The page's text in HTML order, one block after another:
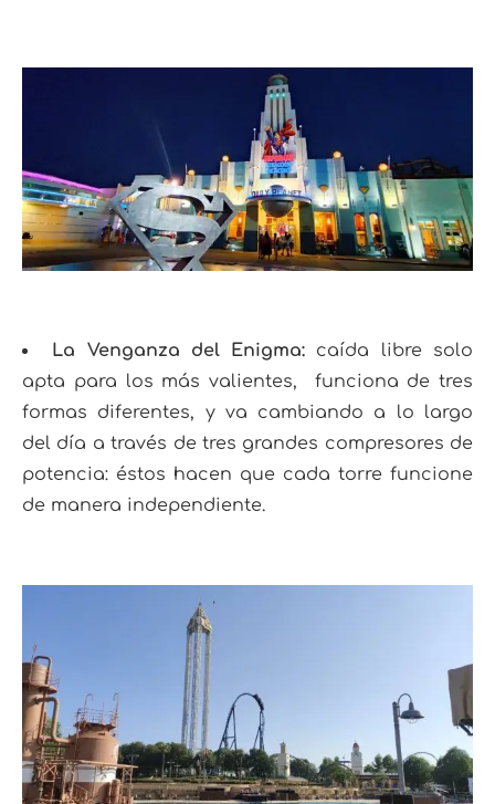
La Venganza del Enigma: caída libre solo
apta para los más valientes, funciona de tres
formas diferentes, y va cambiando a lo largo
del día a través de tres grandes compresores de
potencia: éstos hacen que cada torre funcione
de manera independiente.